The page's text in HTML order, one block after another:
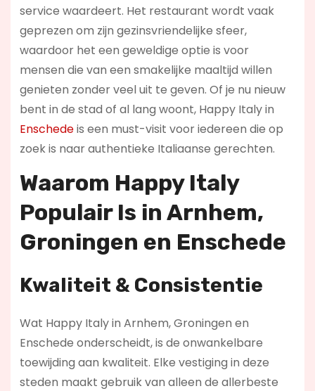
service waardeert. Het restaurant wordt vaak
geprezen om zijn gezinsvriendelijke sfeer,
waardoor het een geweldige optie is voor
mensen die van een smakelijke maaltijd willen
genieten zonder veel uit te geven. Of je nu nieuw
bent in de stad of al lang woont, Happy Italy in
Enschedeis een must-visit voor iedereen die op
zoek is naar authentieke Italiaanse gerechten.
Waarom Happy Italy
Populair Is in Arnhem,
Groningen en Enschede
Kwaliteit & Consistentie
Wat Happy Italy in Arnhem, Groningen en
Enschede onderscheidt, is de onwankelbare
toewijding aan kwaliteit. Elke vestiging in deze
steden maakt gebruik van alleen de allerbeste